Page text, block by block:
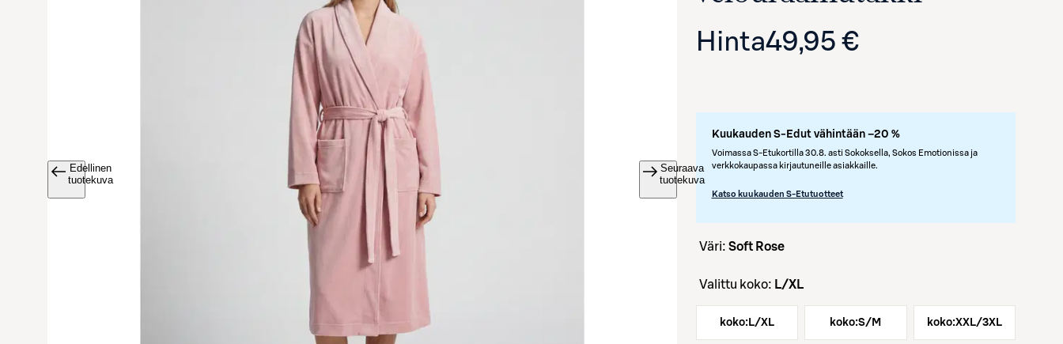
Avaa tuotekuva suurennettuna
Edellinen
tuotekuva
Seuraava
tuotekuva
Hinta49,95 €
Kuukauden S-Edut vähintään –20 %
Voimassa S-Etukortilla 30.8. asti Sokoksella, Sokos Emotionissa ja
verkkokaupassa kirjautuneille asiakkaille.
Katso kuukauden S-Etutuotteet
väri: Soft Rose
Valittu koko: L/XL
koko: L/XL koko:S/M koko:XXL/3XL